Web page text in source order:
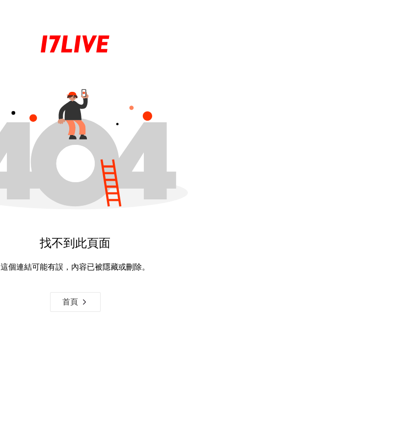
找不到此頁面
這個連結可能有誤，內容已被隱藏或刪除。
首頁